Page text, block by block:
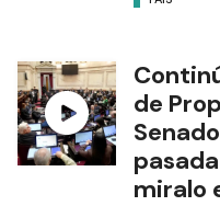
de
miralo